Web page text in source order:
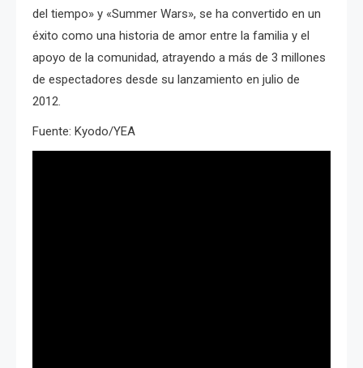
del tiempo» y «Summer Wars», se ha convertido en un
éxito como una historia de amor entre la familia y el
apoyo de la comunidad, atrayendo a más de 3 millones
de espectadores desde su lanzamiento en julio de
2012.
Fuente: Kyodo/YEA